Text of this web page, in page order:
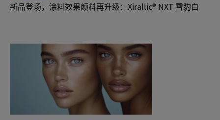
新品登场，涂料效果颜料再升级：Xirallic® NXT 雪豹白